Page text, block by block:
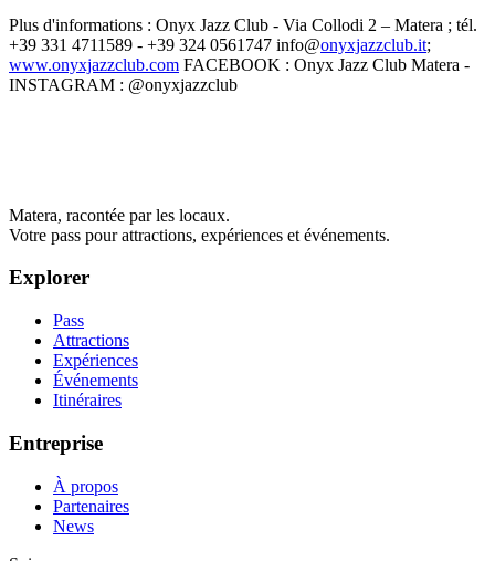
Plus d'informations : Onyx Jazz Club - Via Collodi 2 – Matera ; tél.
+39 331 4711589 - +39 324 0561747 info@onyxjazzclub.it;
www.onyxjazzclub.com FACEBOOK : Onyx Jazz Club Matera -
INSTAGRAM : @onyxjazzclub
Matera, racontée par les locaux.
Votre pass pour attractions, expériences et événements.
Explorer
Pass
Attractions
Expériences
Événements
Itinéraires
Entreprise
À propos
Partenaires
News